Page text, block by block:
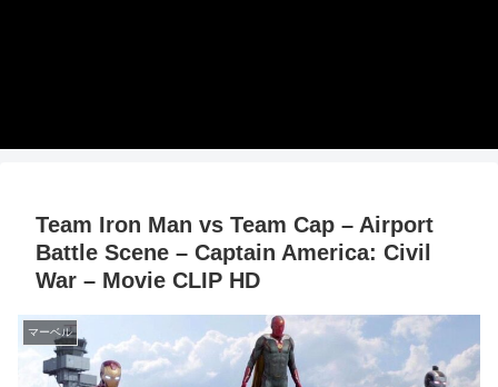
Team Iron Man vs Team Cap – Airport
Battle Scene – Captain America: Civil
War – Movie CLIP HD
マーベル